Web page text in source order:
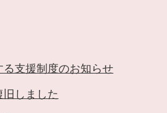
支援制度のお知らせ
しました